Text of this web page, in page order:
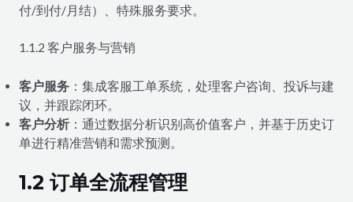
付/到付/月结）、特殊服务要求。
1.1.2 客户服务与营销
客户服务：集成客服工单系统，处理客户咨询、投诉与建
议，并跟踪闭环。
客户分析：通过数据分析识别高价值客户，并基于历史订
单进行精准营销和需求预测。
1.2 订单全流程管理